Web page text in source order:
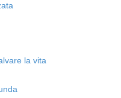
la vita